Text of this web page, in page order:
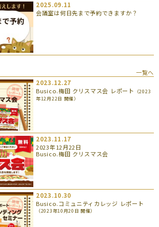
2025.09.11
会議室は何日先まで予約できますか？
一覧へ
2023.12.27
Busico.梅田 クリスマス会 レポート
（2023
年12月22日 開催）
2023.11.17
2023年12月22日
Busico.梅田 クリスマス会
2023.10.30
Busico.コミュニティカレッジ レポート
（2023年10月20日 開催）